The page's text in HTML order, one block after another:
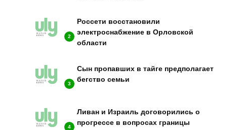
2
Россети восстановили
электроснабжение в Орловской
области
3
Сын пропавших в тайге предполагает
бегство семьи
4
Ливан и Израиль договорились о
прогрессе в вопросах границы